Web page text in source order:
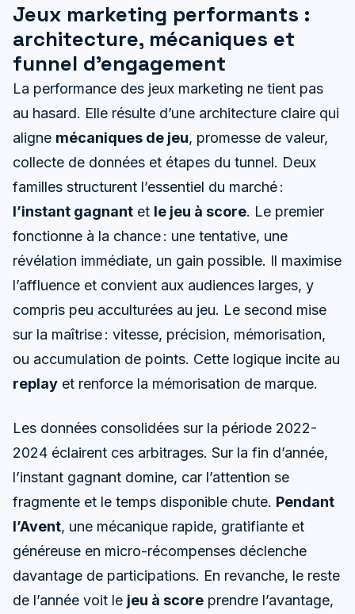
Jeux marketing performants :
architecture, mécaniques et
funnel d’engagement
La performance des jeux marketing ne tient pas
au hasard. Elle résulte d’une architecture claire qui
aligne mécaniques de jeu, promesse de valeur,
collecte de données et étapes du tunnel. Deux
familles structurent l’essentiel du marché :
l’instant gagnant et le jeu à score. Le premier
fonctionne à la chance : une tentative, une
révélation immédiate, un gain possible. Il maximise
l’affluence et convient aux audiences larges, y
compris peu acculturées au jeu. Le second mise
sur la maîtrise : vitesse, précision, mémorisation,
ou accumulation de points. Cette logique incite au
replay et renforce la mémorisation de marque.
Les données consolidées sur la période 2022-
2024 éclairent ces arbitrages. Sur la fin d’année,
l’instant gagnant domine, car l’attention se
fragmente et le temps disponible chute. Pendant
l’Avent, une mécanique rapide, gratifiante et
généreuse en micro-récompenses déclenche
davantage de participations. En revanche, le reste
de l’année voit le jeu à score prendre l’avantage,